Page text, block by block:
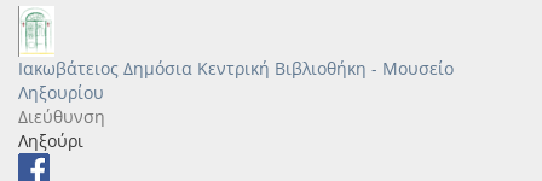
Ιακωβάτειος Δημόσια Κεντρική Βιβλιοθήκη - Μουσείο
Ληξουρίου
Διεύθυνση
Ληξούρι